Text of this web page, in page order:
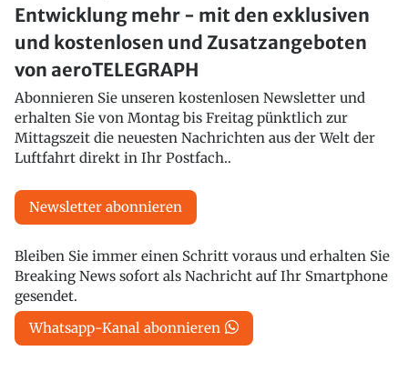
Entwicklung mehr - mit den exklusiven
und kostenlosen und Zusatzangeboten
von aeroTELEGRAPH
Abonnieren Sie unseren kostenlosen Newsletter und
erhalten Sie von Montag bis Freitag pünktlich zur
Mittagszeit die neuesten Nachrichten aus der Welt der
Luftfahrt direkt in Ihr Postfach..
Newsletter abonnieren
Bleiben Sie immer einen Schritt voraus und erhalten Sie
Breaking News sofort als Nachricht auf Ihr Smartphone
gesendet.
Whatsapp-Kanal abonnieren